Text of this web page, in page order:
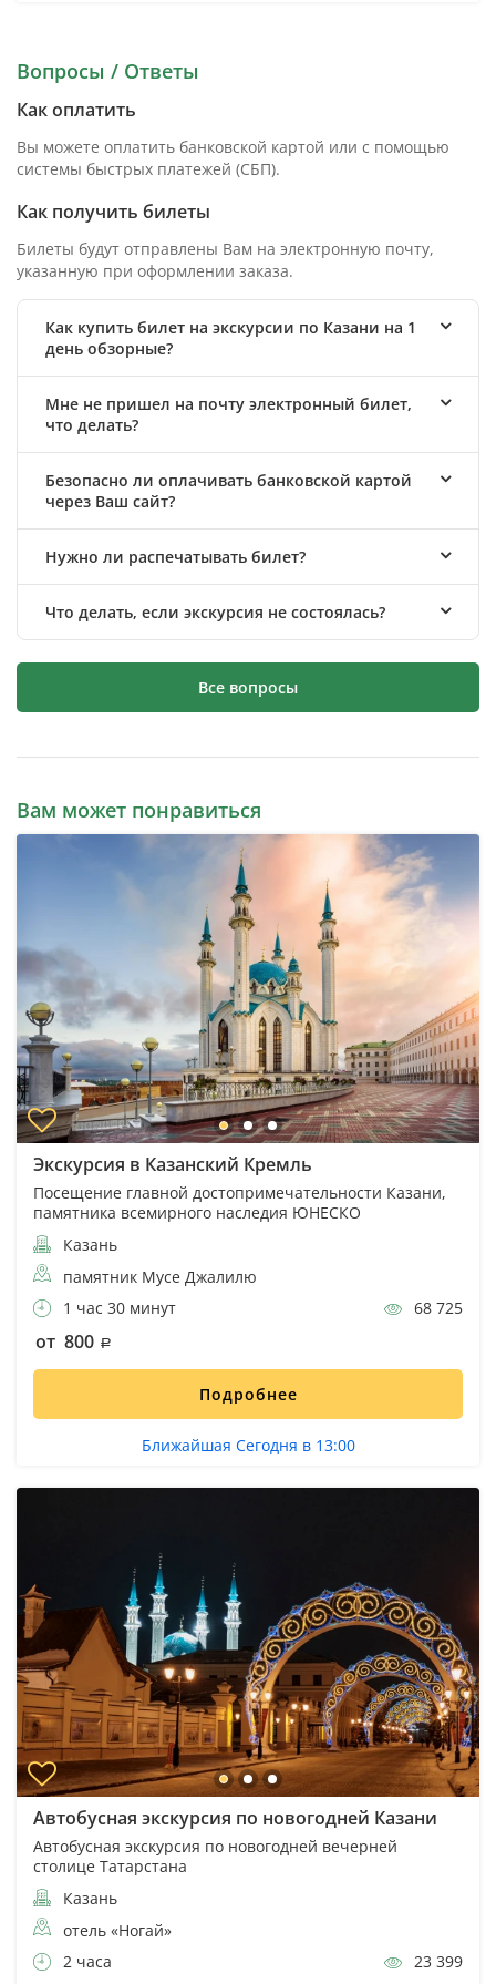
Вопросы / Ответы
Как оплатить
Вы можете оплатить банковской картой или с помощью
системы быстрых платежей (СБП).
Как получить билеты
Билеты будут отправлены Вам на электронную почту,
указанную при оформлении заказа.
Как купить билет на экскурсии по Казани на 1
день обзорные?
Мне не пришел на почту электронный билет,
что делать?
Безопасно ли оплачивать банковской картой
через Ваш сайт?
Нужно ли распечатывать билет?
Что делать, если экскурсия не состоялась?
Все вопросы
Вам может понравиться
Экскурсия в Казанский Кремль
Посещение главной достопримечательности Казани,
памятника всемирного наследия ЮНЕСКО
Казань
памятник Мусе Джалилю
1 час 30 минут
68 725
от 800
Подробнее
Ближайшая Сегодня в 13:00
Автобусная экскурсия по новогодней Казани
Автобусная экскурсия по новогодней вечерней
столице Татарстана
Казань
отель «Ногай»
2 часа
23 399